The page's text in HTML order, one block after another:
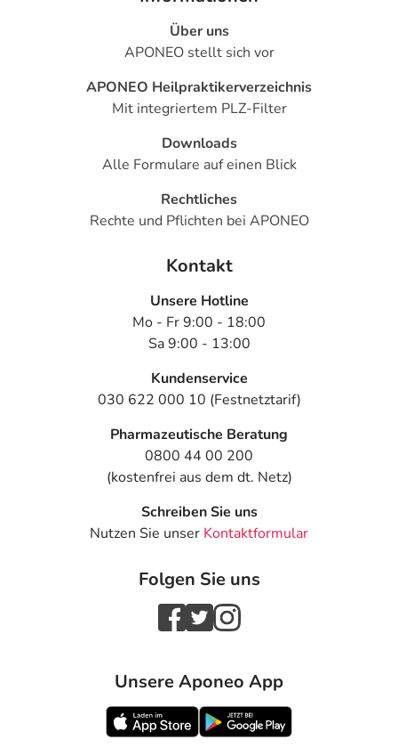
Über uns
APONEO stellt sich vor
APONEO Heilpraktikerverzeichnis
Mit integriertem PLZ-Filter
Downloads
Alle Formulare auf einen Blick
Rechtliches
Rechte und Pflichten bei APONEO
Kontakt
Unsere Hotline
Mo - Fr 9:00 - 18:00
Sa 9:00 - 13:00
Kundenservice
030 622 000 10 (Festnetztarif)
Pharmazeutische Beratung
0800 44 00 200
(kostenfrei aus dem dt. Netz)
Schreiben Sie uns
Nutzen Sie unser Kontaktformular
Folgen Sie uns
Unsere Aponeo App